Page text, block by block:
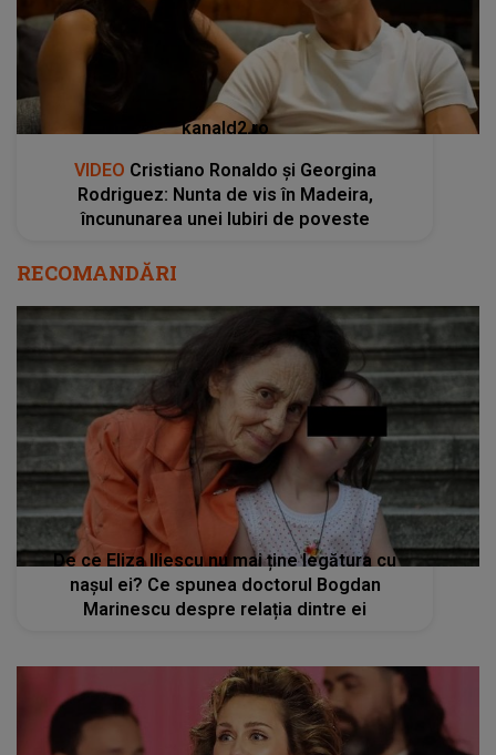
kanald2.ro
VIDEO Cristiano Ronaldo și Georgina
Rodriguez: Nunta de vis în Madeira,
încununarea unei Iubiri de poveste
RECOMANDĂRI
De ce Eliza Iliescu nu mai ține legătura cu
nașul ei? Ce spunea doctorul Bogdan
Marinescu despre relația dintre ei